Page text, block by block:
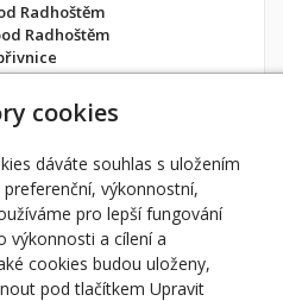
Radhoštěm
Radhoštěm
také přesAirbnb
cookies
dáváte souhlas s uložením
výkonnostní,
pro lepší fungování
výkonnosti a cílení a
cookies budou uloženy,
pod tlačítkem Upravit